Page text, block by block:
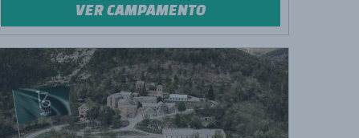
VER CAMPAMENTO